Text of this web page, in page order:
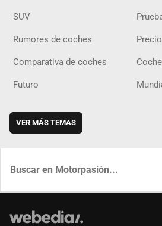
SUV
Rumores de coches
Comparativa de coches
Futuro
VER MÁS TEMAS